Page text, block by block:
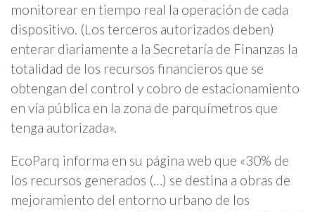
monitorear en tiempo real la operación de cada
dispositivo. (Los terceros autorizados deben)
enterar diariamente a la Secretaría de Finanzas la
totalidad de los recursos financieros que se
obtengan del control y cobro de estacionamiento
en vía pública en la zona de parquímetros que
tenga autorizada».
EcoParq informa en su página web que «30% de
los recursos generados (…) se destina a obras de
mejoramiento del entorno urbano de los